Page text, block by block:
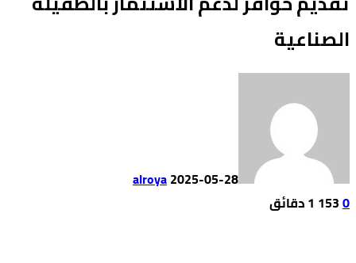
الصناعية
alroya2025-05-28
0
153 1 ‫دقائق‬